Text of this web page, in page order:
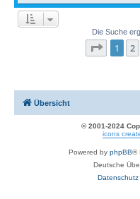
Die Suche
Seite 1
1 2
Übersicht
© 2001-2024
icons
Powered by phpBB®
Deutsche
Datenschutz